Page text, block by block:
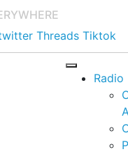
Threads Tiktok
Radio